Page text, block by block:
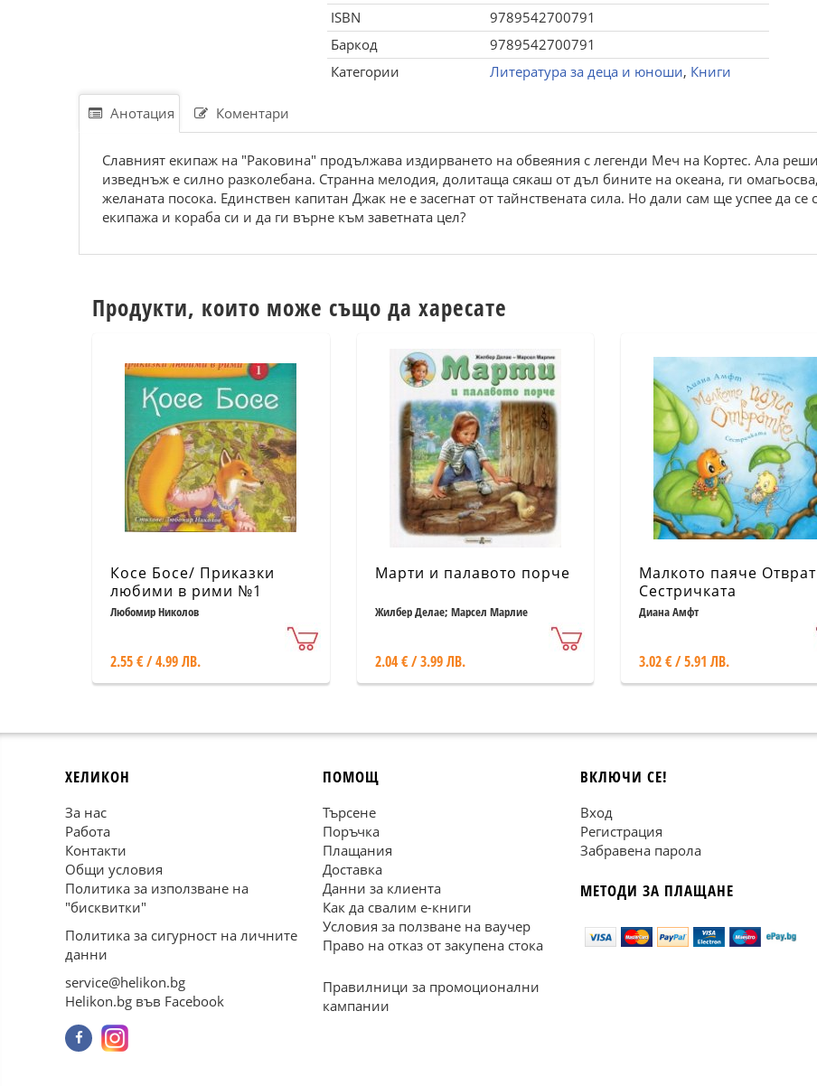
ISBN
9789542700791
Баркод
9789542700791
Категории
Литература за деца и юноши, Книги
Анотация Коментари
Славният екипаж на "Раковина" продължава издирването на обвеяния с легенди Меч на Кортес. Ала
изведнъж е силно разколебана. Странна мелодия, долитаща сякаш от дъл бините на океана, ги
желаната посока. Единствен капитан Джак не е засегнат от тайнствената сила. Но дали сам ще успее да
екипажа и кораба си и да ги върне към заветната цел?
Продукти, които може също да харесате
Косе Босе/ Приказки
любими в рими №1
Любомир Николов
2.55 € / 4.99 ЛВ.
Марти и палавото порче
Жилбер Делае; Марсел Марлие
2.04 € / 3.99 ЛВ.
Малкото паяче
Сестричката
Диана Амфт
3.02 € / 5.91 ЛВ.
ХЕЛИКОН
За нас
Работа
Контакти
Общи условия
Политика за използване на
"бисквитки"
Политика за сигурност на личните
данни
service@helikon.bg
Helikon.bg във Facebook
ПОМОЩ
Търсене
Поръчка
Плащания
Доставка
Данни за клиента
Как да свалим е-книги
Условия за ползване на ваучер
Право на отказ от закупена стока
Правилници за промоционални
кампании
ВКЛЮЧИ СЕ!
Вход
Регистрация
Забравена парола
МЕТОДИ ЗА ПЛАЩАНЕ